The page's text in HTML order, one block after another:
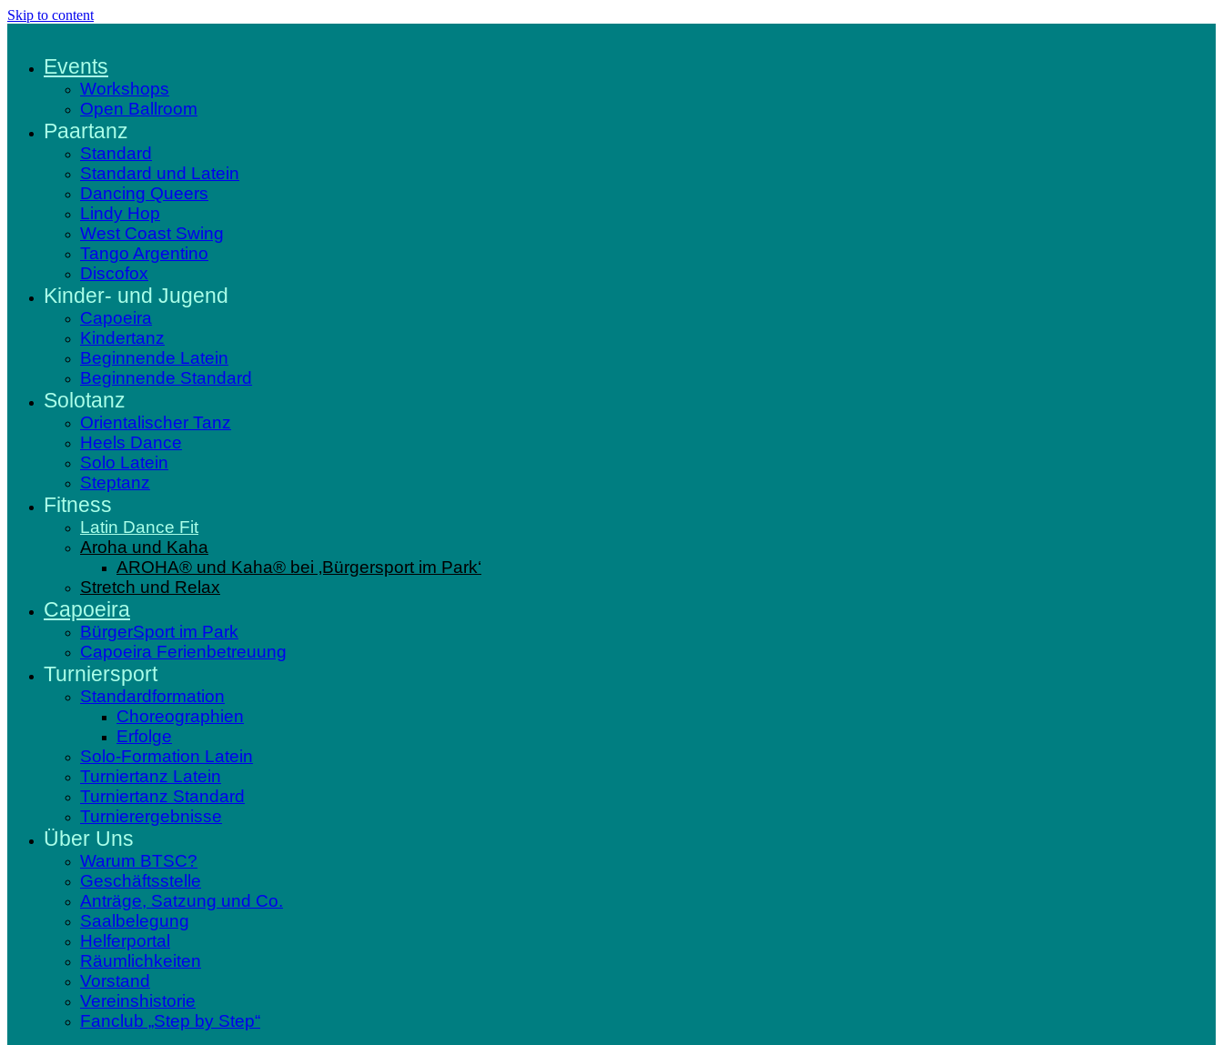
Skip to content
Events
Workshops
Open Ballroom
Paartanz
Standard
Standard und Latein
Dancing Queers
Lindy Hop
West Coast Swing
Tango Argentino
Discofox
Kinder- und Jugend
Capoeira
Kindertanz
Beginnende Latein
Beginnende Standard
Solotanz
Orientalischer Tanz
Heels Dance
Solo Latein
Steptanz
Fitness
Latin Dance Fit
Aroha und Kaha
AROHA® und Kaha® bei ‚Bürgersport im Park‘
Stretch und Relax
Capoeira
BürgerSport im Park
Capoeira Ferienbetreuung
Turniersport
Standardformation
Choreographien
Erfolge
Solo-Formation Latein
Turniertanz Latein
Turniertanz Standard
Turnierergebnisse
Über Uns
Warum BTSC?
Geschäftsstelle
Anträge, Satzung und Co.
Saalbelegung
Helferportal
Räumlichkeiten
Vorstand
Vereinshistorie
Fanclub „Step by Step“